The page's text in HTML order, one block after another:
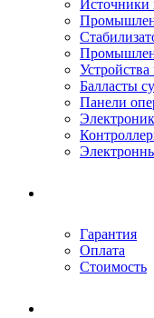
Источники
Балласты
Панели
Гарантия
Оплата
Стоимость